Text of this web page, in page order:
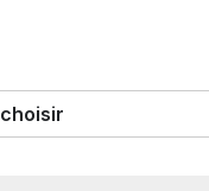
Select Taille choisir